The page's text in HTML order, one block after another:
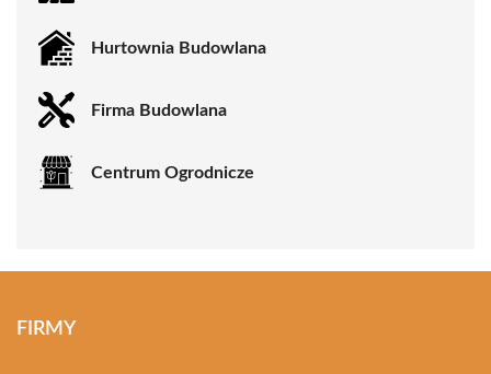
Hurtownia Budowlana
Firma Budowlana
Centrum Ogrodnicze
FIRMY